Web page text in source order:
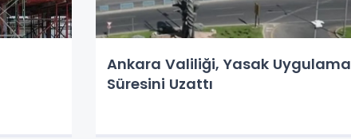
Ankara Valiliği, Yasak Uygulama
Süresini Uzattı